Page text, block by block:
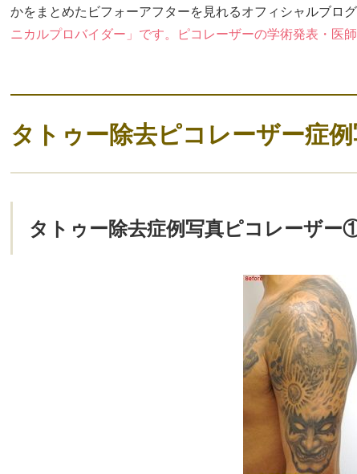
かをまとめたビフォーアフターを見れるオフィシャルブログ
ニカルプロバイダー」です。ピコレーザーの学術発表・医
タトゥー除去ピコレーザー症
タトゥー除去症例写真ピコレーザ